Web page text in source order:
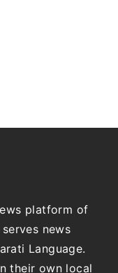
platform of
news
Language.
their own local